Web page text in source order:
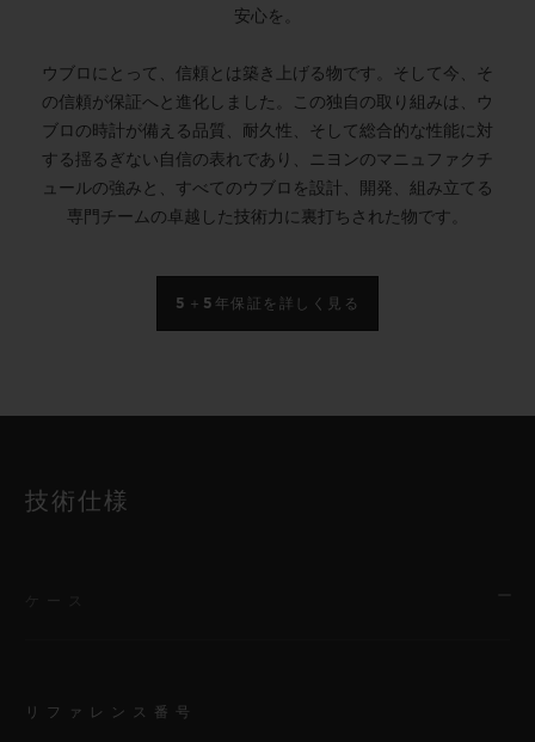
安心を。
ウブロにとって、信頼とは築き上げる物です。そして今、そ
の信頼が保証へと進化しました。この独自の取り組みは、ウ
ブロの時計が備える品質、耐久性、そして総合的な性能に対
する揺るぎない自信の表れであり、ニヨンのマニュファクチ
ュールの強みと、すべてのウブロを設計、開発、組み立てる
専門チームの卓越した技術力に裏打ちされた物です。
5＋5年保証を詳しく見る
技術仕様
リファレンス番号